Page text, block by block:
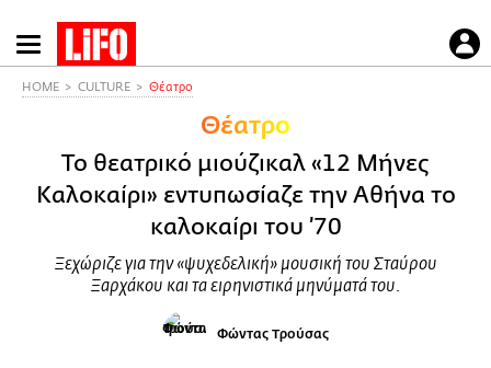
Παράκαμψη
προς
HOME CULTURE Θέατρο
Θέατρο
Το θεατρικό μιούζικαλ «12 Μήνες
Καλοκαίρι» εντυπωσίαζε την Αθήνα το
καλοκαίρι του ’70
Ξεχώριζε για την «ψυχεδελική» μουσική του Σταύρου
Ξαρχάκου και τα ειρηνιστικά μηνύματά του.
Φώντας Τρούσας